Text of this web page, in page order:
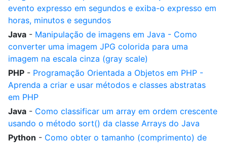
evento expresso em segundos e exiba-o expresso em
horas, minutos e segundos
Java - Manipulação de imagens em Java - Como
converter uma imagem JPG colorida para uma
imagem na escala cinza (gray scale)
PHP - Programação Orientada a Objetos em PHP -
Aprenda a criar e usar métodos e classes abstratas
em PHP
Java - Como classificar um array em ordem crescente
usando o método sort() da classe Arrays do Java
Python - Como obter o tamanho (comprimento) de